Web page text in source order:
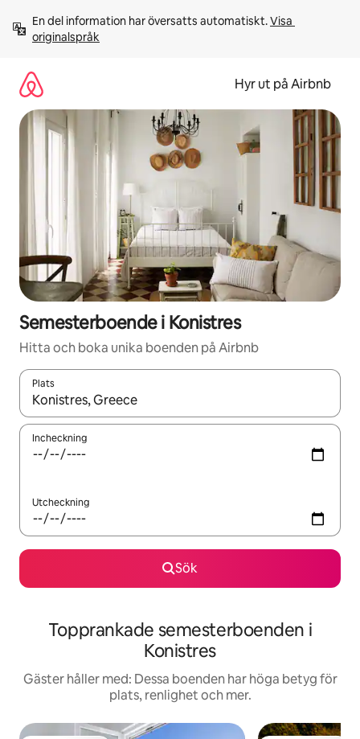
innehåll
En del information har översatts automatiskt. Visa
originalspråk
Hyr ut på Airbnb
Semesterboende i Konistres
Hitta och boka unika boenden på Airbnb
Plats
När resultaten är tillgängliga kan du navigera med upp- och
Incheckning
Utcheckning
Sök
Topprankade semesterboenden i
Konistres
Gäster håller med: Dessa boenden har höga betyg för
plats, renlighet och mer.